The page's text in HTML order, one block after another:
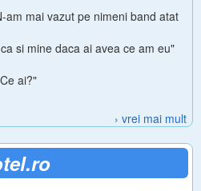
am mai vazut pe nimeni band atat
si mine daca ai avea ce am eu"
ai?"
› vrei mai mult